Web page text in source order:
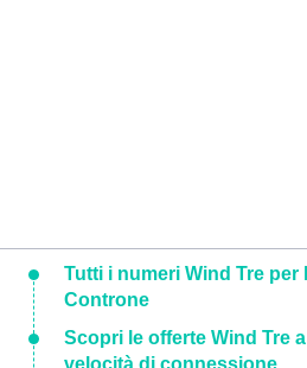
Tutti i numeri Wind Tre
Controne
Scopri le offerte Wind Tre
velocità di connessione